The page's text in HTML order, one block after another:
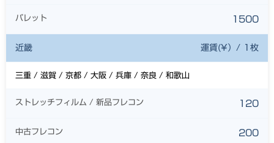
パレット 1500
近畿 運賃(¥）/ 1枚
三重 / 滋賀 / 京都 / 大阪 / 兵庫 / 奈良 / 和歌山
ストレッチフィルム / 新品フレコン 120
中古フレコン 200